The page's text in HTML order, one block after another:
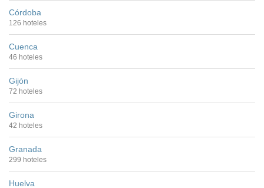
Córdoba
126 hoteles
Cuenca
46 hoteles
Gijón
72 hoteles
Girona
42 hoteles
Granada
299 hoteles
Huelva